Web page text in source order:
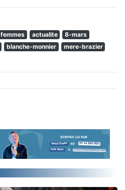
femmes actualite
8-mars
blanche-monnier
mere-brazier